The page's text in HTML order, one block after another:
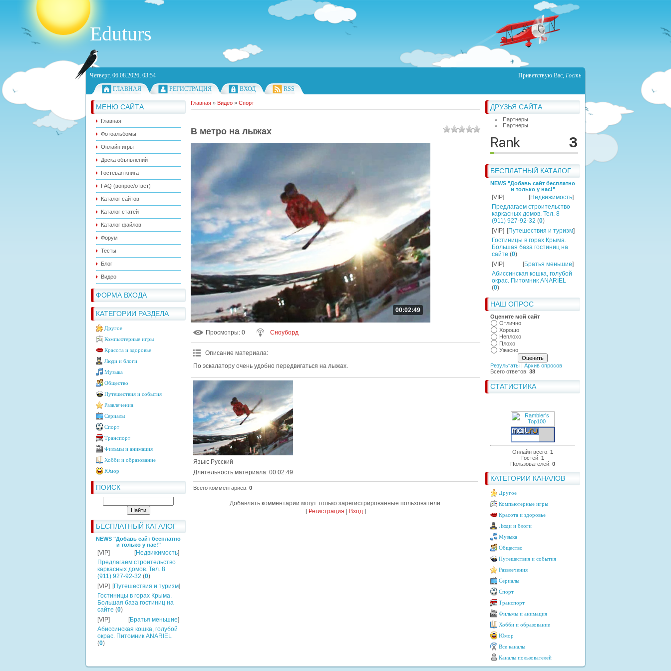
Eduturs
Четверг, 06.08.2026, 03:54 Приветствую Вас, Гость
ГЛАВНАЯ
РЕГИСТРАЦИЯ ВХОД RSS
МЕНЮ САЙТА
Главная
Фотоальбомы
Онлайн игры
Доска объявлений
Гостевая книга
FAQ (вопрос/ответ)
Каталог сайтов
Каталог статей
Каталог файлов
Форум
Тесты
Блог
Видео
ФОРМА ВХОДА
КАТЕГОРИИ РАЗДЕЛА
Другое
Компьютерные игры
Красота и здоровье
Люди и блоги
Музыка
Общество
Путешествия и события
Развлечения
Сериалы
Спорт
Транспорт
Фильмы и анимация
Хобби и образование
Юмор
ПОИСК
БЕСПЛАТНЫЙ КАТАЛОГ
NEWS "Добавь сайт бесплатно
и только у нас!"
[VIP] [Недвижимость]
Предлагаем строительство
каркасных домов. Тел. 8
(911) 927-92-32 (0)
[VIP] [Путешествия и туризм]
Гостиницы в горах Крыма.
Большая база гостиниц на
сайте (0)
[VIP]
[Братья меньшие]
Абиссинская кошка, голубой
окрас. Питомник ANARIEL
(0)
ДРУЗЬЯ САЙТА
Партнеры
Партнеры
БЕСПЛАТНЫЙ КАТАЛОГ
NEWS "Добавь сайт бесплатно
и только у нас!"
[VIP] [Недвижимость]
Предлагаем строительство
каркасных домов. Тел. 8
(911) 927-92-32 (0)
[VIP] [Путешествия и туризм]
Гостиницы в горах Крыма.
Большая база гостиниц на
сайте (0)
[VIP]
[Братья меньшие]
Абиссинская кошка, голубой
окрас. Питомник ANARIEL
(0)
НАШ ОПРОС
Оцените мой сайт
Отлично
Хорошо
Неплохо
Плохо
Ужасно
Результаты | Архив опросов
Всего ответов: 38
СТАТИСТИКА
Онлайн всего: 1
Гостей: 1
Пользователей: 0
КАТЕГОРИИ КАНАЛОВ
Другое
Компьютерные игры
Красота и здоровье
Люди и блоги
Музыка
Общество
Путешествия и события
Развлечения
Сериалы
Спорт
Транспорт
Фильмы и анимация
Хобби и образование
Юмор
Все каналы
Каналы пользователей
Главная » Видео » Спорт
В метро на лыжах
00:02:49
Просмотры: 0 Сноуборд
Описание материала:
По эскалатору очень удобно передвигаться на лыжах.
Язык: Русский
Длительность материала: 00:02:49
Всего комментариев: 0
Добавлять комментарии могут только зарегистрированные пользователи.
[ Регистрация Вход]